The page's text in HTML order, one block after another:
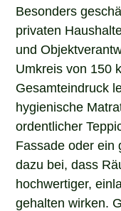
Besonders
privaten
und
Umkreis von 150
Gesamteindruck
hygienische
ordentlicher
Fassade oder ein
dazu bei, dass
hochwertiger,
gehalten wirken.